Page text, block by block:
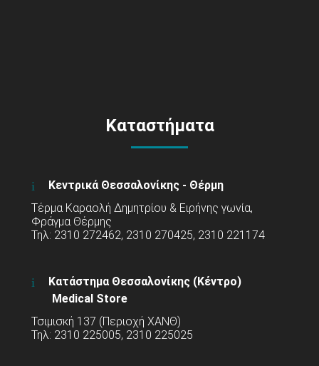
Καταστήματα
Κεντρικά Θεσσαλονίκης - Θέρμη
Τέρμα Καραολή Δημητρίου & Ειρήνης γωνία,
Φράγμα Θέρμης
Τηλ: 2310 272462, 2310 270425, 2310 221174
Κατάστημα Θεσσαλονίκης (Κέντρο)
Medical Store
Τσιμισκή 137 (Περιοχή ΧΑΝΘ)
Τηλ: 2310 225005, 2310 225025